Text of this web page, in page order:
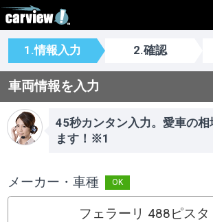
1.情報入力 2.確認
車両情報を入力
45秒カンタン入力。愛車の相
ます！※1
メーカー・車種
フェラーリ 488ピスタ